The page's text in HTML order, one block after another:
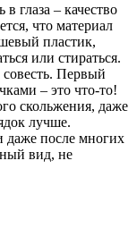
глаза – качество
что материал
пластик,
или стираться.
Первый
– это что-то!
скольжения, даже
лучше.
даже после многих
вид, не